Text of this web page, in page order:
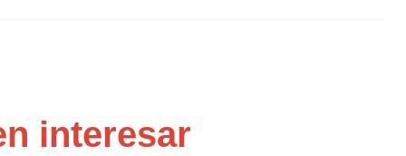
interesar